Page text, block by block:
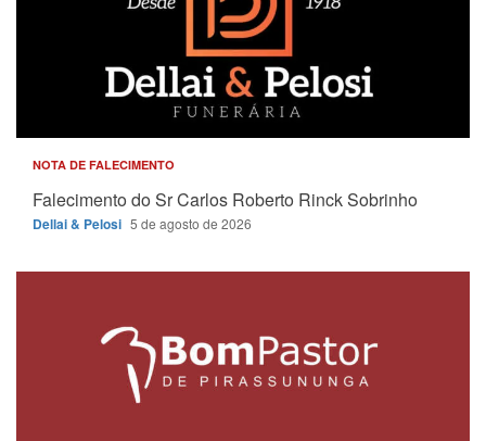
NOTA DE FALECIMENTO
Falecimento do Sr Carlos Roberto Rinck Sobrinho
Dellai & Pelosi 5 de agosto de 2026